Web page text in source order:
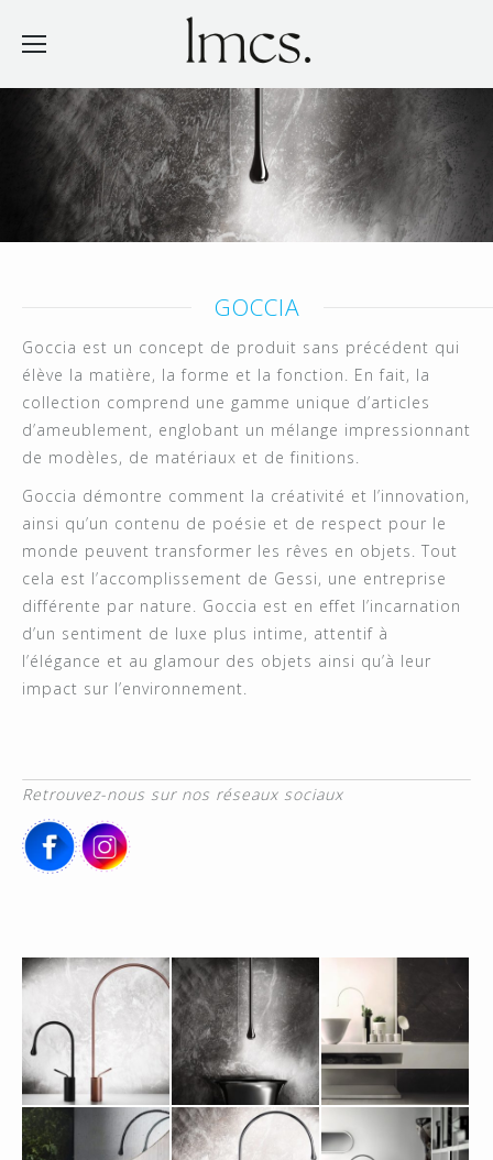
GOCCIA
Goccia est un concept de produit sans précédent qui
élève la matière, la forme et la fonction. En fait, la
collection comprend une gamme unique d’articles
d’ameublement, englobant un mélange impressionnant
de modèles, de matériaux et de finitions.
Goccia démontre comment la créativité et l’innovation,
ainsi qu’un contenu de poésie et de respect pour le
monde peuvent transformer les rêves en objets. Tout
cela est l’accomplissement de Gessi, une entreprise
différente par nature. Goccia est en effet l’incarnation
d’un sentiment de luxe plus intime, attentif à
l’élégance et au glamour des objets ainsi qu’à leur
impact sur l’environnement.
Retrouvez-nous sur nos réseaux sociaux